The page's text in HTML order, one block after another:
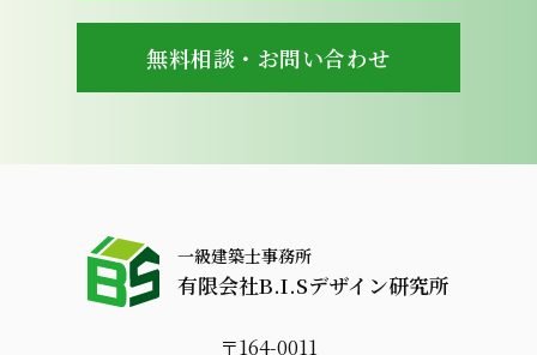
無料相談・お問い合わせ
一級建築士事務所
有限会社B.I.Sデザイン研究所
〒164-0011